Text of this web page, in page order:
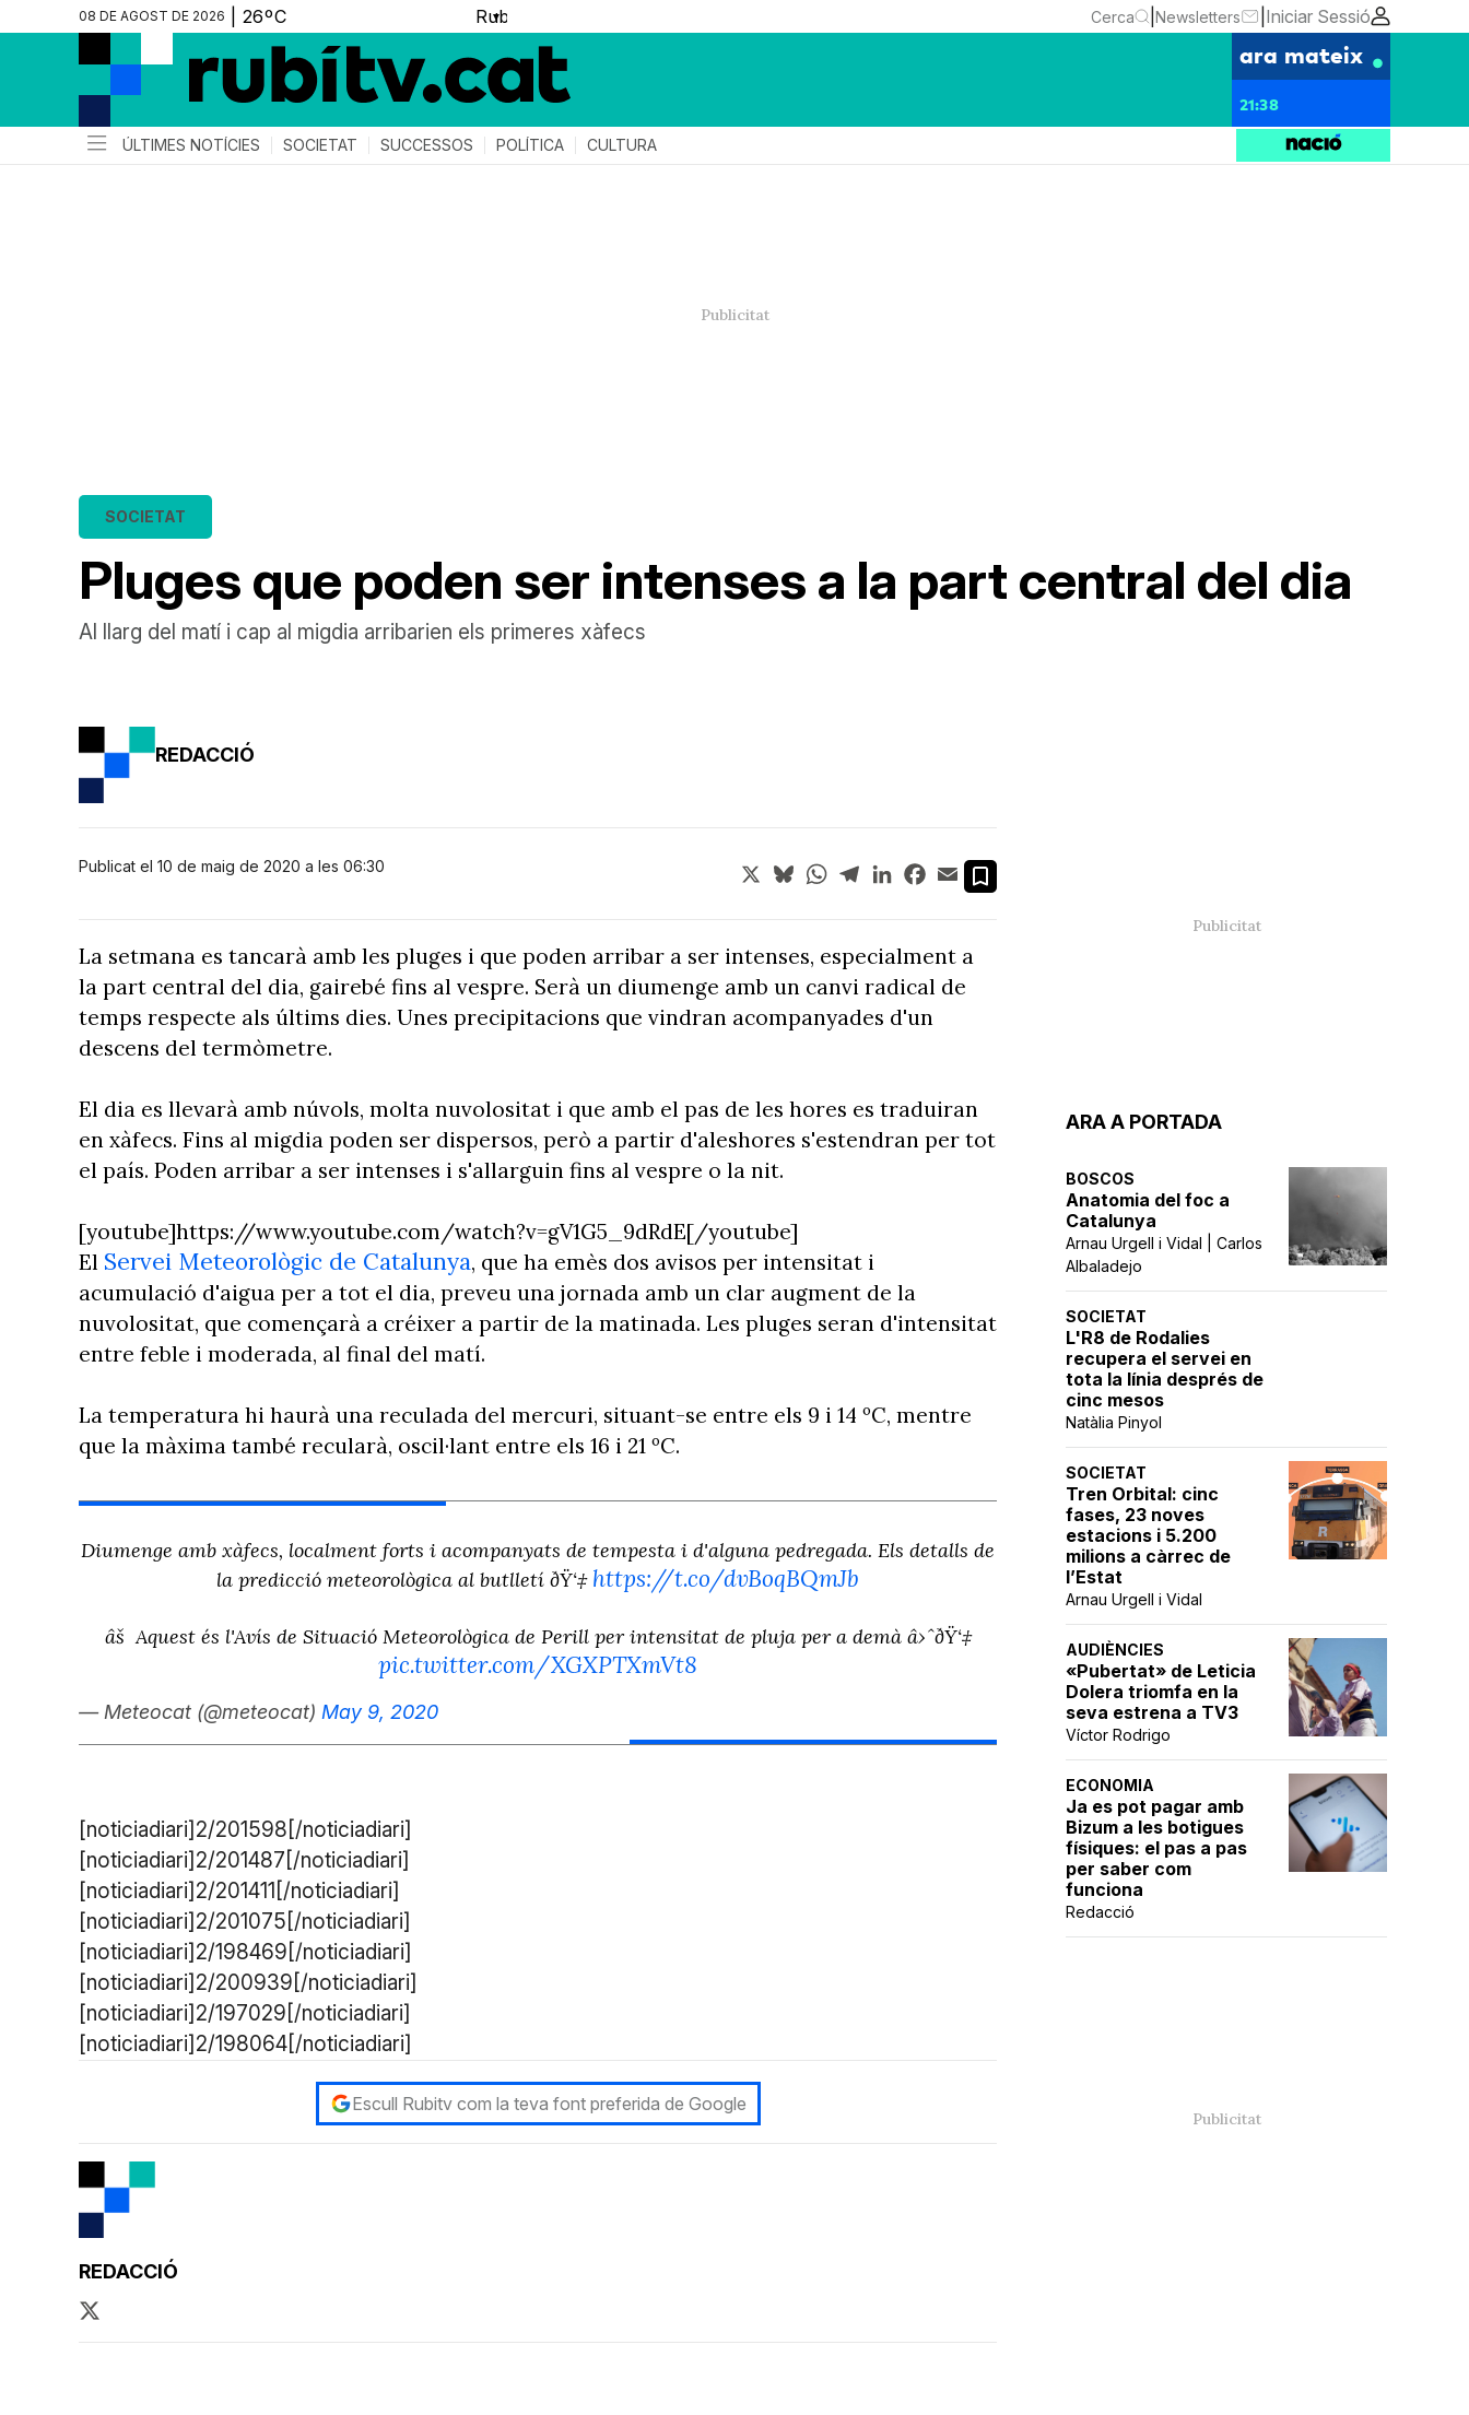
08 DE AGOST DE 2026 ▼ Cerca Newsletters Iniciar Sessió
ara mateix
21:38
ÚLTIMES NOTÍCIES SOCIETAT SUCCESSOS POLÍTICA CULTURA
Pluges que poden ser intenses a la part central del dia
SOCIETAT
Al llarg del matí i cap al migdia arribarien els primeres xàfecs
ARA A PORTADA
BOSCOS
Anatomia del foc a
Catalunya
Arnau Urgell i Vidal | Carlos
Albaladejo
SOCIETAT
L'R8 de Rodalies
recupera el servei en
tota la línia després de
cinc mesos
Natàlia Pinyol
SOCIETAT
Tren Orbital: cinc
fases, 23 noves
estacions i 5.200
milions a càrrec de
l’Estat
Arnau Urgell i Vidal
AUDIÈNCIES
«Pubertat» de Leticia
Dolera triomfa en la
seva estrena a TV3
Víctor Rodrigo
ECONOMIA
Ja es pot pagar amb
Bizum a les botigues
físiques: el pas a pas
per saber com
funciona
Redacció
REDACCIÓ
Publicat el 10 de maig de 2020 a les 06:30 X BlueskyWhatsApp
TelegramLinkedInFacebook
Email
La setmana es tancarà amb les pluges i que poden arribar a ser intenses, especialment a
la part central del dia, gairebé fins al vespre. Serà un diumenge amb un canvi radical de
temps respecte als últims dies. Unes precipitacions que vindran acompanyades d'un
descens del termòmetre.
El dia es llevarà amb núvols, molta nuvolositat i que amb el pas de les hores es traduiran
en xàfecs. Fins al migdia poden ser dispersos, però a partir d'aleshores s'estendran per tot
el país. Poden arribar a ser intenses i s'allarguin fins al vespre o la nit.
[youtube]https://www.youtube.com/watch?v=gV1G5_9dRdE[/youtube]
El Servei Meteorològic de Catalunya, que ha emès dos avisos per intensitat i
acumulació d'aigua per a tot el dia, preveu una jornada amb un clar augment de la
nuvolositat, que començarà a créixer a partir de la matinada. Les pluges seran d'intensitat
entre feble i moderada, al final del matí.
La temperatura hi haurà una reculada del mercuri, situant-se entre els 9 i 14 ºC, mentre
que la màxima també recularà, oscil·lant entre els 16 i 21 ºC.
Diumenge amb xàfecs, localment forts i acompanyats de tempesta i d'alguna pedregada. Els detalls de
la predicció meteorològica al butlletí ðŸ‘‡ https://t.co/dvBoqBQmJb
âš Aquest és l'Avís de Situació Meteorològica de Perill per intensitat de pluja per a demà â›ˆðŸ‘‡
pic.twitter.com/XGXPTXmVt8
— Meteocat (@meteocat) May 9, 2020
[noticiadiari]2/201598[/noticiadiari]
[noticiadiari]2/201487[/noticiadiari]
[noticiadiari]2/201411[/noticiadiari]
[noticiadiari]2/201075[/noticiadiari]
[noticiadiari]2/198469[/noticiadiari]
[noticiadiari]2/200939[/noticiadiari]
[noticiadiari]2/197029[/noticiadiari]
[noticiadiari]2/198064[/noticiadiari]
Escull Rubitv com la teva font preferida de Google
REDACCIÓ